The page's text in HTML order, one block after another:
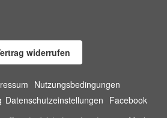
widerrufen
Nutzungsbedingungen
Datenschutzeinstellungen Facebook